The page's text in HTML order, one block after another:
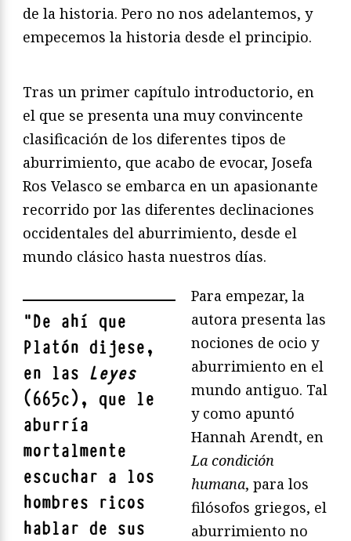
de la historia. Pero no nos adelantemos, y
empecemos la historia desde el principio.
Tras un primer capítulo introductorio, en
el que se presenta una muy convincente
clasificación de los diferentes tipos de
aburrimiento, que acabo de evocar, Josefa
Ros Velasco se embarca en un apasionante
recorrido por las diferentes declinaciones
occidentales del aburrimiento, desde el
mundo clásico hasta nuestros días.
"De ahí que
Platón dijese,
en las Leyes
(665c), que le
aburría
mortalmente
escuchar a los
hombres ricos
hablar de sus
Para empezar, la
autora presenta las
nociones de ocio y
aburrimiento en el
mundo antiguo. Tal
y como apuntó
Hannah Arendt, en
La condición
humana, para los
filósofos griegos, el
aburrimiento no